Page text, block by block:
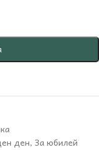
ден, За юбилей